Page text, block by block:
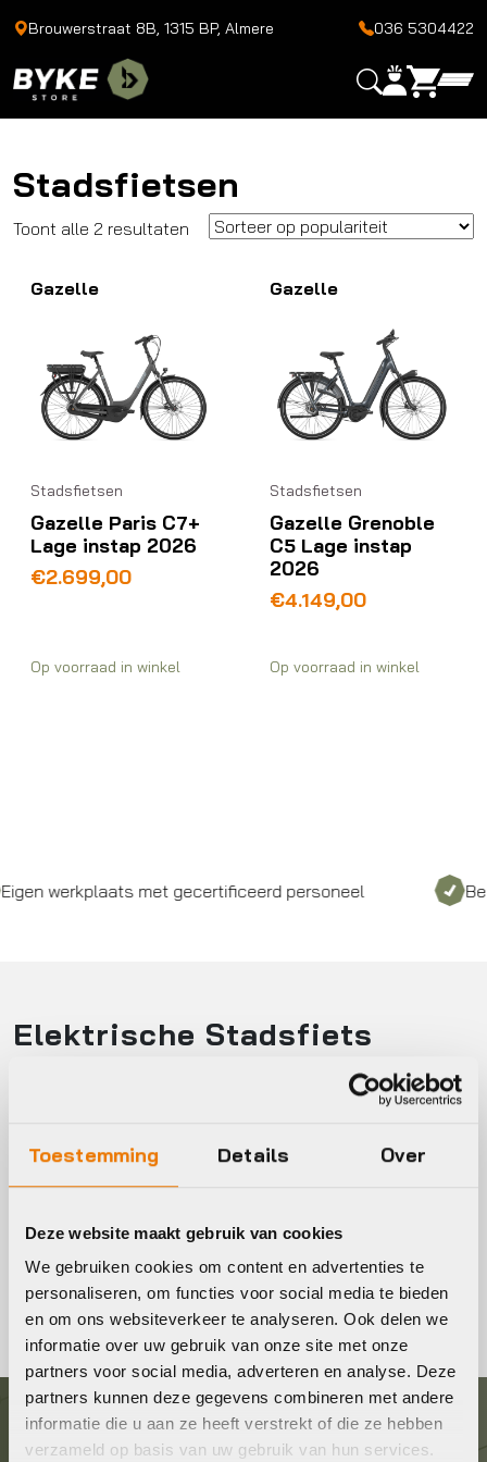
Toestemming Details Over
Deze website maakt gebruik van cookies
We gebruiken cookies om content en advertenties te
personaliseren, om functies voor social media te bieden
en om ons websiteverkeer te analyseren. Ook delen we
informatie over uw gebruik van onze site met onze
partners voor social media, adverteren en analyse. Deze
partners kunnen deze gegevens combineren met andere
informatie die u aan ze heeft verstrekt of die ze hebben
verzameld op basis van uw gebruik van hun services.
Brouwerstraat 8B, 1315 BP, Almere 036 5304422
Stadsfietsen
Toont alle 2 resultaten Gesorteerd
populariteit
Gazelle
Stadsfietsen
Gazelle Paris C7+
Lage instap 2026
€2.699,00
Op voorraad in winkel
Gazelle
Stadsfietsen
Gazelle Grenoble
C5 Lage instap
2026
€4.149,00
Op voorraad in winkel
werkplaats met gecertificeerd personeel
Elektrische Stadsfiets
online of in onze winkel het ruime assortiment elektrische
stadsfietsen. Wilt u een proefrit maken? Geen probleem,
Tevens krijgt u bij aankoop van een nieuwe fiets een
GRATIS Servicepakket.
Graag in contact komen?